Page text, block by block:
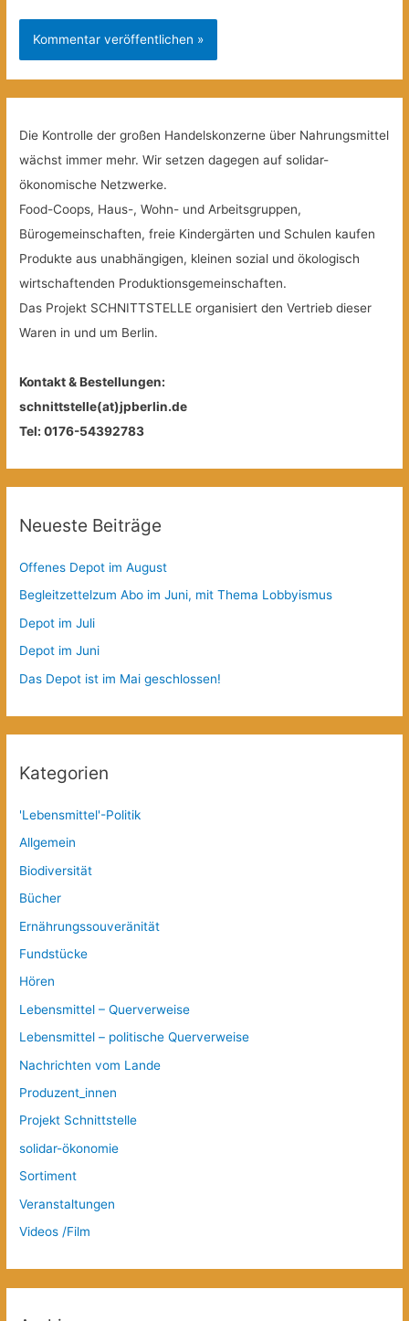
Die Kontrolle der großen Handelskonzerne über Nahrungsmittel
wächst immer mehr. Wir setzen dagegen auf solidar-
ökonomische Netzwerke.
Food-Coops, Haus-, Wohn- und Arbeitsgruppen,
Bürogemeinschaften, freie Kindergärten und Schulen kaufen
Produkte aus unabhängigen, kleinen sozial und ökologisch
wirtschaftenden Produktionsgemeinschaften.
Das Projekt SCHNITTSTELLE organisiert den Vertrieb dieser
Waren in und um Berlin.
Kontakt & Bestellungen:
schnittstelle(at)jpberlin.de
Tel: 0176-54392783
Neueste Beiträge
Offenes Depot im August
Begleitzettelzum Abo im Juni, mit Thema Lobbyismus
Depot im Juli
Depot im Juni
Das Depot ist im Mai geschlossen!
Kategorien
'Lebensmittel'-Politik
Allgemein
Biodiversität
Bücher
Ernährungssouveränität
Fundstücke
Hören
Lebensmittel – Querverweise
Lebensmittel – politische Querverweise
Nachrichten vom Lande
Produzent_innen
Projekt Schnittstelle
solidar-ökonomie
Sortiment
Veranstaltungen
Videos /Film